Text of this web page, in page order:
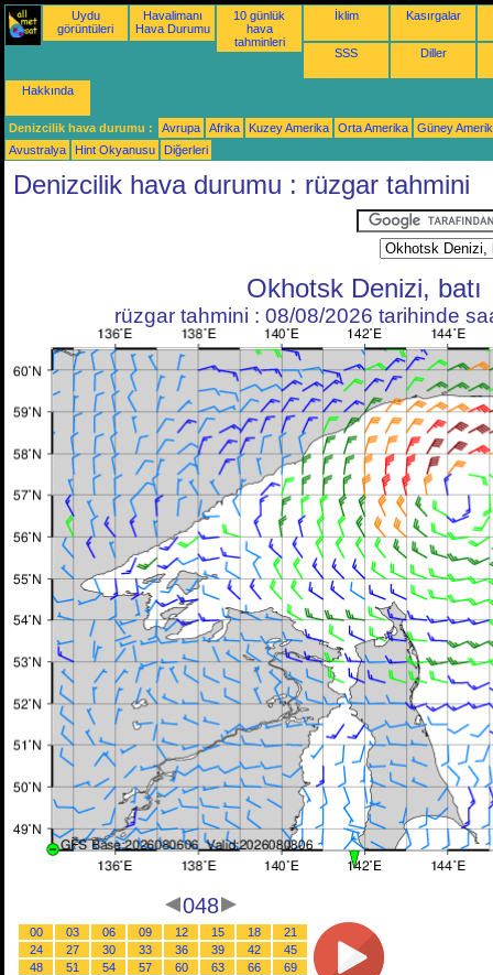
Uydu
görüntüleri
Havalimanı
Hava Durumu
10 günlük
hava
tahminleri
İklim Kasırgalar
SSS Diller
Hakkında
Denizcilik hava durumu : Avrupa Afrika Kuzey Amerika Orta Amerika
Güney
Avustralya
Hint Okyanusu Diğerleri
Denizcilik hava durumu : rüzgar tahmini
Okhotsk Denizi, batı
rüzgar tahmini : 08/08/2026 tarihinde
048
00 03 06 09 12 15 18
21
24
27 30 33 36 39 42
45
48
51 54 57 60 63 66
69